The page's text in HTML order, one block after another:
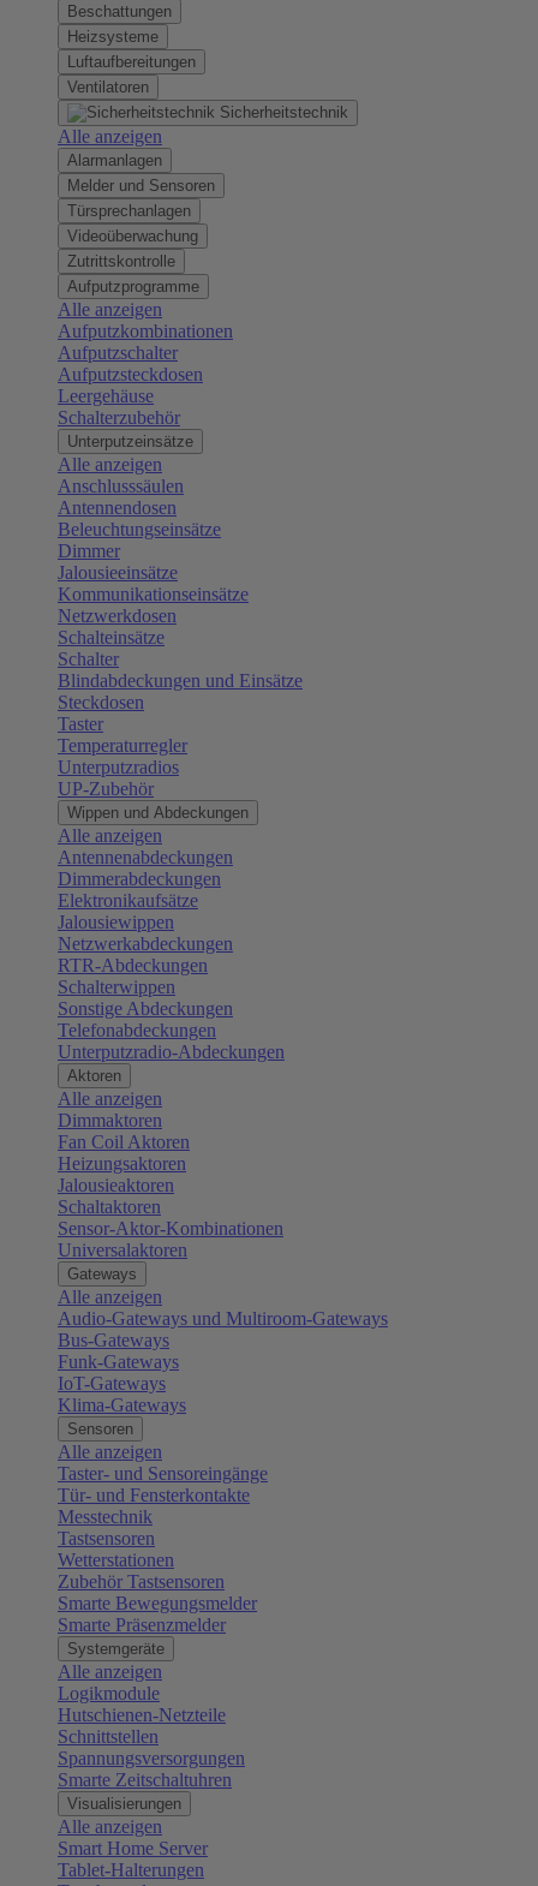
Beschattungen
Heizsysteme
Luftaufbereitungen
Ventilatoren
Sicherheitstechnik
Alle anzeigen
Alarmanlagen
Melder und Sensoren
Türsprechanlagen
Videoüberwachung
Zutrittskontrolle
Aufputzprogramme
Alle anzeigen
Aufputzkombinationen
Aufputzschalter
Aufputzsteckdosen
Leergehäuse
Schalterzubehör
Unterputzeinsätze
Alle anzeigen
Anschlusssäulen
Antennendosen
Beleuchtungseinsätze
Dimmer
Jalousieeinsätze
Kommunikationseinsätze
Netzwerkdosen
Schalteinsätze
Schalter
Blindabdeckungen und Einsätze
Steckdosen
Taster
Temperaturregler
Unterputzradios
UP-Zubehör
Wippen und Abdeckungen
Alle anzeigen
Antennenabdeckungen
Dimmerabdeckungen
Elektronikaufsätze
Jalousiewippen
Netzwerkabdeckungen
RTR-Abdeckungen
Schalterwippen
Sonstige Abdeckungen
Telefonabdeckungen
Unterputzradio-Abdeckungen
Aktoren
Alle anzeigen
Dimmaktoren
Fan Coil Aktoren
Heizungsaktoren
Jalousieaktoren
Schaltaktoren
Sensor-Aktor-Kombinationen
Universalaktoren
Gateways
Alle anzeigen
Audio-Gateways und Multiroom-Gateways
Bus-Gateways
Funk-Gateways
IoT-Gateways
Klima-Gateways
Sensoren
Alle anzeigen
Taster- und Sensoreingänge
Tür- und Fensterkontakte
Messtechnik
Tastsensoren
Wetterstationen
Zubehör Tastsensoren
Smarte Bewegungsmelder
Smarte Präsenzmelder
Systemgeräte
Alle anzeigen
Logikmodule
Hutschienen-Netzteile
Schnittstellen
Spannungsversorgungen
Smarte Zeitschaltuhren
Visualisierungen
Alle anzeigen
Smart Home Server
Tablet-Halterungen